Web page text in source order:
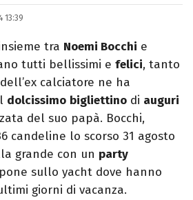
non possono mancare, il
insieme a un romanzo di
13:39
tra Noemi Bocchi e
tutti bellissimi e felici, tanto
calciatore ne ha
dolcissimo bigliettino di auguri
del suo papà. Bocchi,
candeline lo scorso 31 agosto
grande con un party
sullo yacht dove hanno
giorni di vacanza.